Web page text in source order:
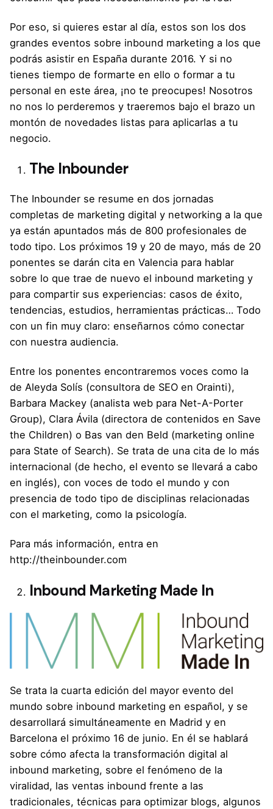
Por eso, si quieres estar al día, estos son los dos
grandes eventos sobre inbound marketing a los que
podrás asistir en España durante 2016. Y si no
tienes tiempo de formarte en ello o formar a tu
personal en este área, ¡no te preocupes! Nosotros
no nos lo perderemos y traeremos bajo el brazo un
montón de novedades listas para aplicarlas a tu
negocio.
The Inbounder
The Inbounder se resume en dos jornadas
completas de marketing digital y networking a la que
ya están apuntados más de 800 profesionales de
todo tipo. Los próximos 19 y 20 de mayo, más de 20
ponentes se darán cita en Valencia para hablar
sobre lo que trae de nuevo el inbound marketing y
para compartir sus experiencias: casos de éxito,
tendencias, estudios, herramientas prácticas… Todo
con un fin muy claro: enseñarnos cómo conectar
con nuestra audiencia.
Entre los ponentes encontraremos voces como la
de Aleyda Solís (consultora de SEO en Orainti),
Barbara Mackey (analista web para Net-A-Porter
Group), Clara Ávila (directora de contenidos en Save
the Children) o Bas van den Beld (marketing online
para State of Search). Se trata de una cita de lo más
internacional (de hecho, el evento se llevará a cabo
en inglés), con voces de todo el mundo y con
presencia de todo tipo de disciplinas relacionadas
con el marketing, como la psicología.
Para más información, entra en
http://theinbounder.com
Inbound Marketing Made In
Se trata la cuarta edición del mayor evento del
mundo sobre inbound marketing en español, y se
desarrollará simultáneamente en Madrid y en
Barcelona el próximo 16 de junio. En él se hablará
sobre cómo afecta la transformación digital al
inbound marketing, sobre el fenómeno de la
viralidad, las ventas inbound frente a las
tradicionales, técnicas para optimizar blogs, algunos